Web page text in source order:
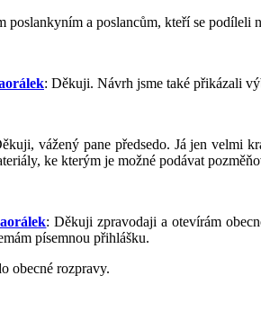
poslankyním a poslancům, kteří se
: Děkuji. Návrh jsme také přikázali
vážený pane předsedo. Já jen velmi
ke kterým je možné podávat
: Děkuji zpravodaji a otevírám
písemnou přihlášku.
obecné rozpravy.